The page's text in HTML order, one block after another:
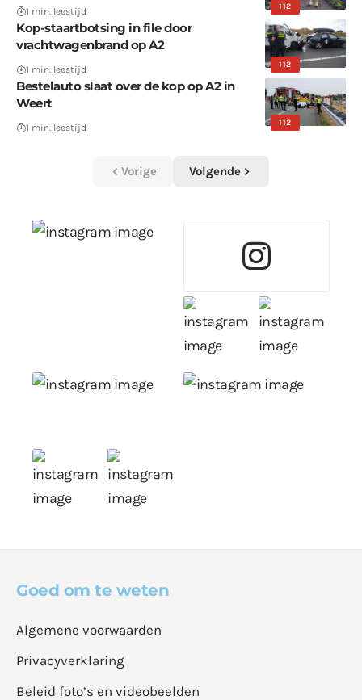
112
1 min. leestijd
112
Kop-staartbotsing in file door
vrachtwagenbrand op A2
1 min. leestijd
112
Bestelauto slaat over de kop op A2 in
Weert
1 min. leestijd
Vorige Volgende
Goed om te weten
Algemene voorwaarden
Privacyverklaring
Beleid foto’s en videobeelden